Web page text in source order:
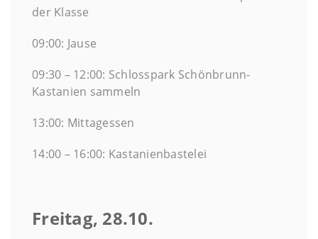
der Klasse
09:00: Jause
09:30 – 12:00: Schlosspark Schönbrunn-
Kastanien sammeln
13:00: Mittagessen
14:00 – 16:00: Kastanienbastelei
Freitag, 28.10.